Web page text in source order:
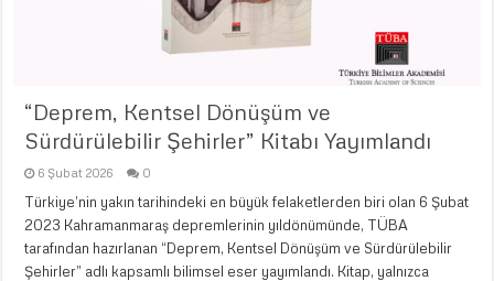
“Deprem, Kentsel Dönüşüm ve
Sürdürülebilir Şehirler” Kitabı Yayımlandı
6 Şubat 2026 0
Türkiye’nin yakın tarihindeki en büyük felaketlerden biri olan 6 Şubat
2023 Kahramanmaraş depremlerinin yıldönümünde, TÜBA
tarafından hazırlanan “Deprem, Kentsel Dönüşüm ve Sürdürülebilir
Şehirler” adlı kapsamlı bilimsel eser yayımlandı. Kitap, yalnızca